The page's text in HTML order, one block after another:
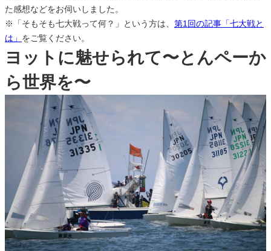
た感想などをお伺いしました。
※「そもそも七大戦って何？」という方は、 第1回の記事「七大戦と
は」 をご覧ください。
ヨットに魅せられて〜とんペーか
ら世界を〜